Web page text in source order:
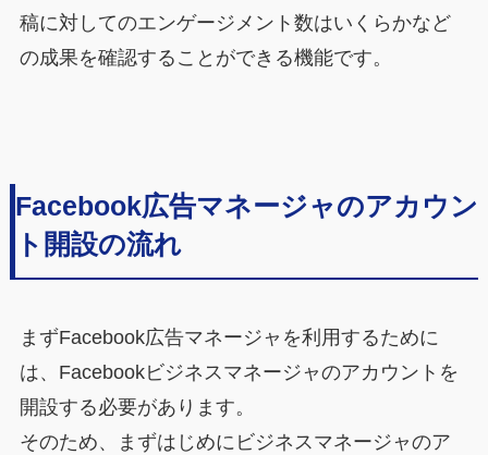
稿に対してのエンゲージメント数はいくらかなど
の成果を確認することができる機能です。
Facebook広告マネージャのアカウン
ト開設の流れ
まずFacebook広告マネージャを利用するために
は、Facebookビジネスマネージャのアカウントを
開設する必要があります。
そのため、まずはじめにビジネスマネージャのア